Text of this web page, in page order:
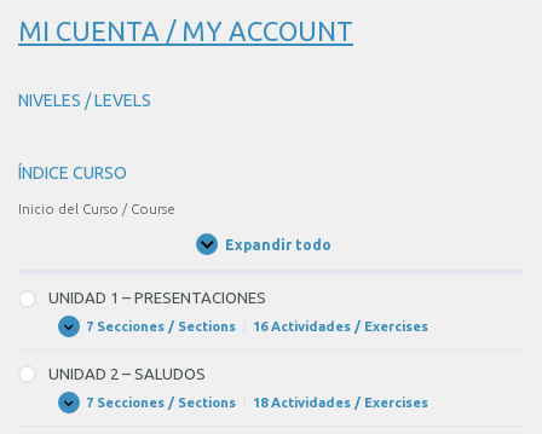
MI CUENTA / MY ACCOUNT
NIVELES / LEVELS
ÍNDICE CURSO
Inicio del Curso / Course
Expandir todo
Unidades
UNIDAD 1 – PRESENTACIONES
Expandir
UNIDAD
–
PRESENTACIONES
7 Secciones / Sections 16 Actividades / Exercises
UNIDAD 2 – SALUDOS
Expandir
UNIDAD7 Secciones / Sections 18 Actividades / Exercises